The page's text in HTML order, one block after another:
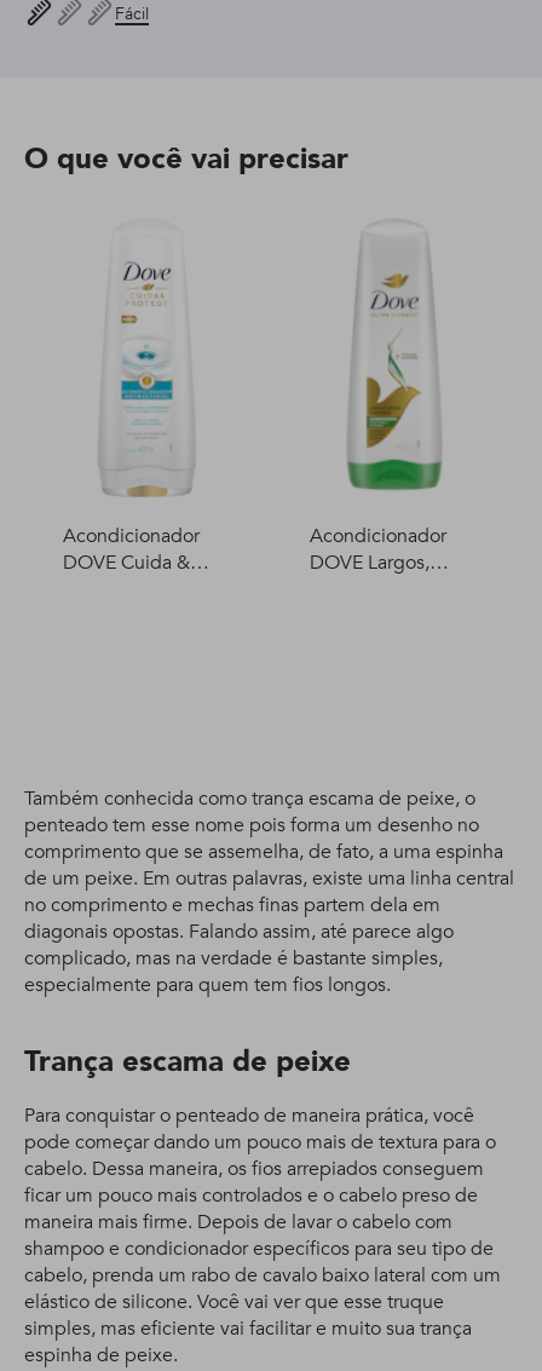
Fácil
O que você vai precisar
Acondicionador
DOVE Cuida &
Acondicionador
DOVE Largos,
Também conhecida como trança escama de peixe, o
penteado tem esse nome pois forma um desenho no
comprimento que se assemelha, de fato, a uma espinha
de um peixe. Em outras palavras, existe uma linha central
no comprimento e mechas finas partem dela em
diagonais opostas. Falando assim, até parece algo
complicado, mas na verdade é bastante simples,
especialmente para quem tem fios longos.
Trança escama de peixe
Para conquistar o penteado de maneira prática, você
pode começar dando um pouco mais de textura para o
cabelo. Dessa maneira, os fios arrepiados conseguem
ficar um pouco mais controlados e o cabelo preso de
maneira mais firme. Depois de lavar o cabelo com
shampoo e condicionador específicos para seu tipo de
cabelo, prenda um rabo de cavalo baixo lateral com um
elástico de silicone. Você vai ver que esse truque
simples, mas eficiente vai facilitar e muito sua trança
espinha de peixe.